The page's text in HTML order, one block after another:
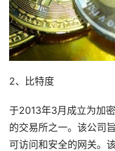
2、比特度
于2013年3月成立为加
的交易所之一。该公司
可访问和安全的网关。